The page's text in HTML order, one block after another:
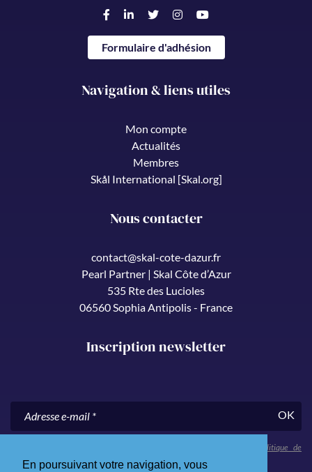
En poursuivant votre navigation, vous
Formulaire d'adhésion
Navigation & liens utiles
Mon compte
Actualités
Membres
Skål International [Skal.org]
Nous contacter
contact@skal-cote-dazur.fr
Pearl Partner | Skal Côte d’Azur
535 Rte des Lucioles
06560 Sophia Antipolis - France
Inscription newsletter
OK
politique de
confidentialité